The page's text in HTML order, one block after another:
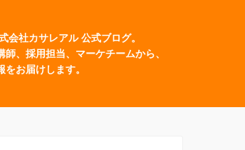
会社カサレアル 公式ブログ。
師、採用担当、マーケチームから、
お届けします。